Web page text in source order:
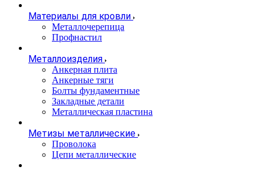
Материалы для кровли
Металлочерепица
Профнастил
Металлоизделия
Анкерная плита
Анкерные тяги
Болты фундаментные
Закладные детали
Металлическая пластина
Метизы металлические
Проволока
Цепи металлические